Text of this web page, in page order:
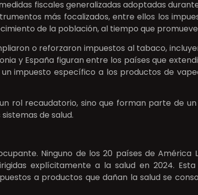
fiscales generalizadas adoptadas
más focalizados, entre ellos los
de la población, al tiempo que
o reforzaron impuestos al tabaco,
y España figuran entre los países que
impuesto específico a los productos de
rol recaudatorio, sino que forman parte de
de salud.
Ninguno de los 20 países de América
explícitamente a la salud en 2024.
a productos que dañan la salud se